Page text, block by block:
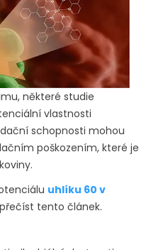
některé studie
vlastnosti
schopnosti mohou
poškozením, které je
uhlíku 60 v
tento článek.